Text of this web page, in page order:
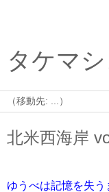
タケマ
北米西海岸
ゆうべは記憶を失う